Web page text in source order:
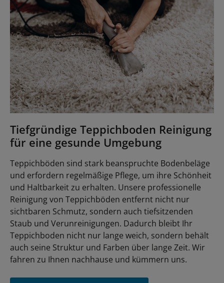
Tiefgründige Teppichboden Reinigung
für eine gesunde Umgebung
Teppichböden sind stark beanspruchte Bodenbeläge
und erfordern regelmäßige Pflege, um ihre Schönheit
und Haltbarkeit zu erhalten. Unsere professionelle
Reinigung von Teppichböden entfernt nicht nur
sichtbaren Schmutz, sondern auch tiefsitzenden
Staub und Verunreinigungen. Dadurch bleibt Ihr
Teppichboden nicht nur lange weich, sondern behält
auch seine Struktur und Farben über lange Zeit. Wir
fahren zu Ihnen nachhause und kümmern uns.